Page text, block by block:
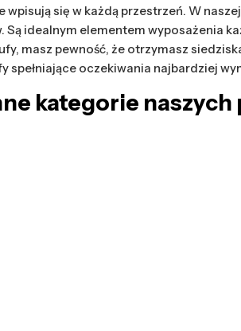
wpisują się w każdą przestrzeń. W
Są idealnym elementem wyposażenia
masz pewność, że otrzymasz
spełniające oczekiwania najbardziej
kategorie